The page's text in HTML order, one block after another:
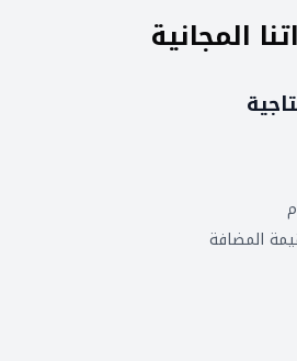
المجانية
المضافة